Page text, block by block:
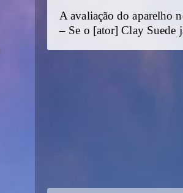
A avaliação do aparelho
– Se o [ator] Clay Suede